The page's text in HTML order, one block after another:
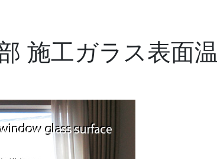
施工ガラス表面温